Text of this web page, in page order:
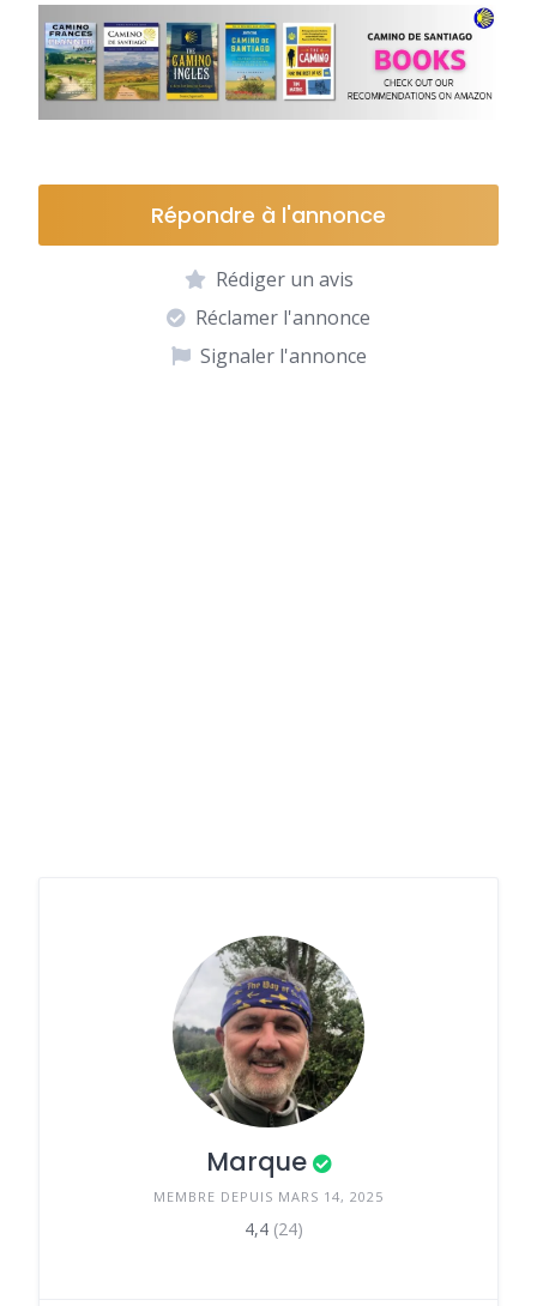
Répondre à l'annonce
Rédiger un avis
Réclamer l'annonce
Signaler l'annonce
Marque
MEMBRE DEPUIS MARS 14, 2025
4,4 (24)